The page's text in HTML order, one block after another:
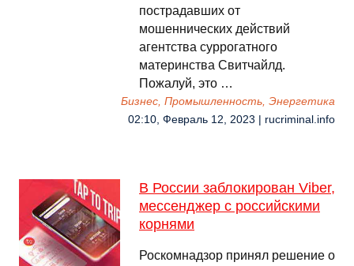
пострадавших от
мошеннических действий
агентства суррогатного
материнства Свитчайлд.
Пожалуй, это …
Бизнес, Промышленность, Энергетика
02:10, Февраль 12, 2023 | rucriminal.info
В России заблокирован Viber,
мессенджер с российскими
корнями
Роскомнадзор принял решение о